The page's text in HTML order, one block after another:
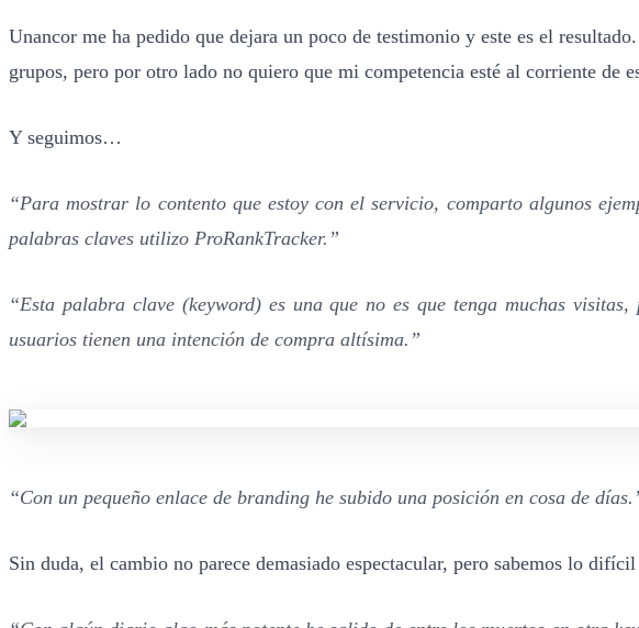
Unancor me ha pedido que dejara un poco de testimonio y este es el
grupos, pero por otro lado no quiero que mi competencia esté al corriente de
Y seguimos…
“Para mostrar lo contento que estoy con el servicio, comparto algunos
palabras claves utilizo ProRankTracker.”
“Esta palabra clave (keyword) es una que no es que tenga muchas
usuarios tienen una intención de compra altísima.”
“Con un pequeño enlace de branding he subido una posición en cosa de
Sin duda, el cambio no parece demasiado espectacular, pero sabemos lo